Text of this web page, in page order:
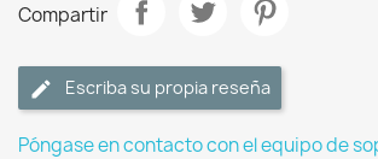
Compartir
Escriba su propia reseña
Póngase en contacto con el equipo de